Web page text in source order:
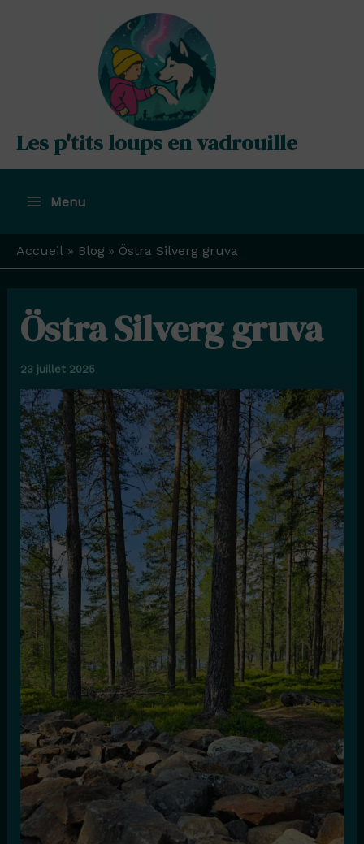
Les p'tits loups en vadrouille
Menu
Menu
Accueil Blog Östra Silverg gruva
Östra Silverg gruva
23 juillet 2025